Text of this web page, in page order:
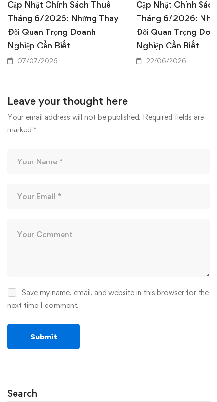
Cập Nhật Chính Sách Thuế
Tháng 6/2026: Những Thay
Đổi Quan Trọng Doanh
Nghiệp Cần Biết
07/07/2026
Cập Nhật Chính
Tháng 6/2026:
Đổi Quan Trọng
Nghiệp Cần Biết
22/06/2026
Leave your thought here
Your email address will not be published. Required fields are
marked *
Save my name, email, and website in this browser for the
next time I comment.
Search